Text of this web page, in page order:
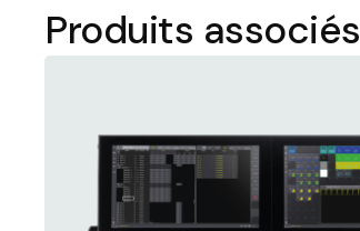
Produits associés